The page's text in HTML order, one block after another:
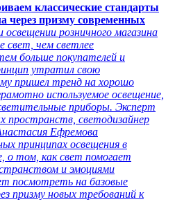
классические стандарты
через призму современных
освещении розничного магазина
свет, чем светлее
больше покупателей и
утратил свою
пришел тренд на хорошо
используемое освещение,
приборы. Эксперт
пространств, светодизайнер
Ефремова
принципах освещения в
о том, как свет помогает
и эмоциями
посмотреть на базовые
призму новых требований к